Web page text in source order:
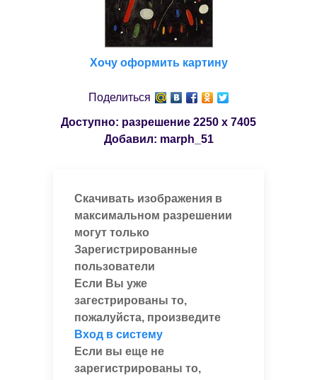
Хочу оформить картину
Поделиться
Доступно: разрешение 2250 x 7405
Добавил: marph_51
Скачивать изображения в
максимальном разрешении
могут только
Зарегистрированные
пользователи
Если Вы уже
загестрированы то,
пожалуйста, произведите
Вход в систему
Если вы еще не
зарегистрированы то,